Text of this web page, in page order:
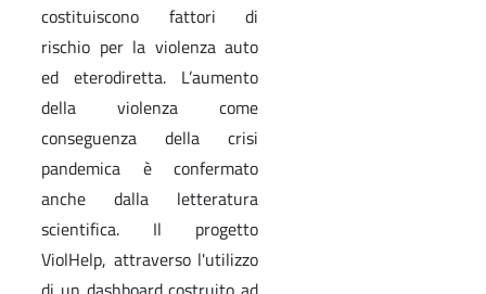
costituiscono fattori di
rischio per la violenza auto
ed eterodiretta. L’aumento
della violenza come
conseguenza della crisi
pandemica è confermato
anche dalla letteratura
scientifica. Il progetto
ViolHelp, attraverso l'utilizzo